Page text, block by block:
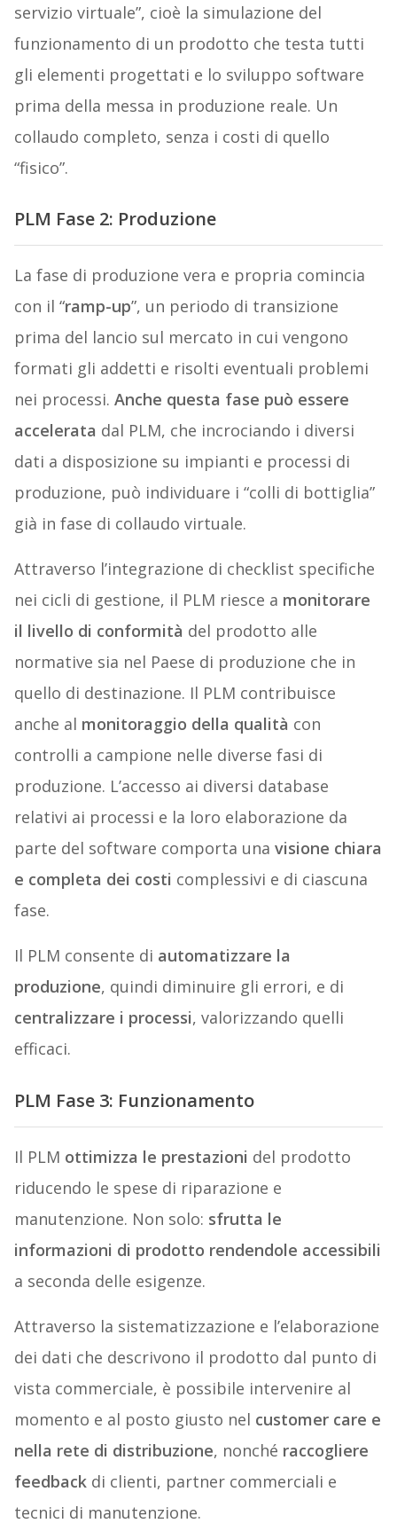
servizio virtuale”, cioè la simulazione del
funzionamento di un prodotto che testa tutti
gli elementi progettati e lo sviluppo software
prima della messa in produzione reale. Un
collaudo completo, senza i costi di quello
“fisico”.
PLM Fase 2: Produzione
La fase di produzione vera e propria comincia
con il “ramp-up”, un periodo di transizione
prima del lancio sul mercato in cui vengono
formati gli addetti e risolti eventuali problemi
nei processi. Anche questa fase può essere
accelerata dal PLM, che incrociando i diversi
dati a disposizione su impianti e processi di
produzione, può individuare i “colli di bottiglia”
già in fase di collaudo virtuale.
Attraverso l’integrazione di checklist specifiche
nei cicli di gestione, il PLM riesce a monitorare
il livello di conformità del prodotto alle
normative sia nel Paese di produzione che in
quello di destinazione. Il PLM contribuisce
anche al monitoraggio della qualità con
controlli a campione nelle diverse fasi di
produzione. L’accesso ai diversi database
relativi ai processi e la loro elaborazione da
parte del software comporta una visione chiara
e completa dei costi complessivi e di ciascuna
fase.
Il PLM consente di automatizzare la
produzione, quindi diminuire gli errori, e di
centralizzare i processi, valorizzando quelli
efficaci.
PLM Fase 3: Funzionamento
Il PLM ottimizza le prestazioni del prodotto
riducendo le spese di riparazione e
manutenzione. Non solo: sfrutta le
informazioni di prodotto rendendole accessibili
a seconda delle esigenze.
Attraverso la sistematizzazione e l’elaborazione
dei dati che descrivono il prodotto dal punto di
vista commerciale, è possibile intervenire al
momento e al posto giusto nel customer care e
nella rete di distribuzione, nonché raccogliere
feedbackdi clienti, partner commerciali e
tecnici di manutenzione.